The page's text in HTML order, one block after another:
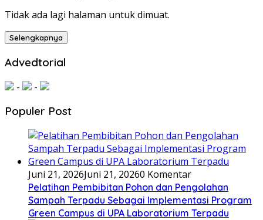
Tidak ada lagi halaman untuk dimuat.
Selengkapnya
Advedtorial
- -
Populer Post
Juni 21, 2026Juni 21, 20260 Komentar
Pelatihan Pembibitan Pohon dan Pengolahan
Sampah Terpadu Sebagai Implementasi Program
Green Campus di UPA Laboratorium Terpadu